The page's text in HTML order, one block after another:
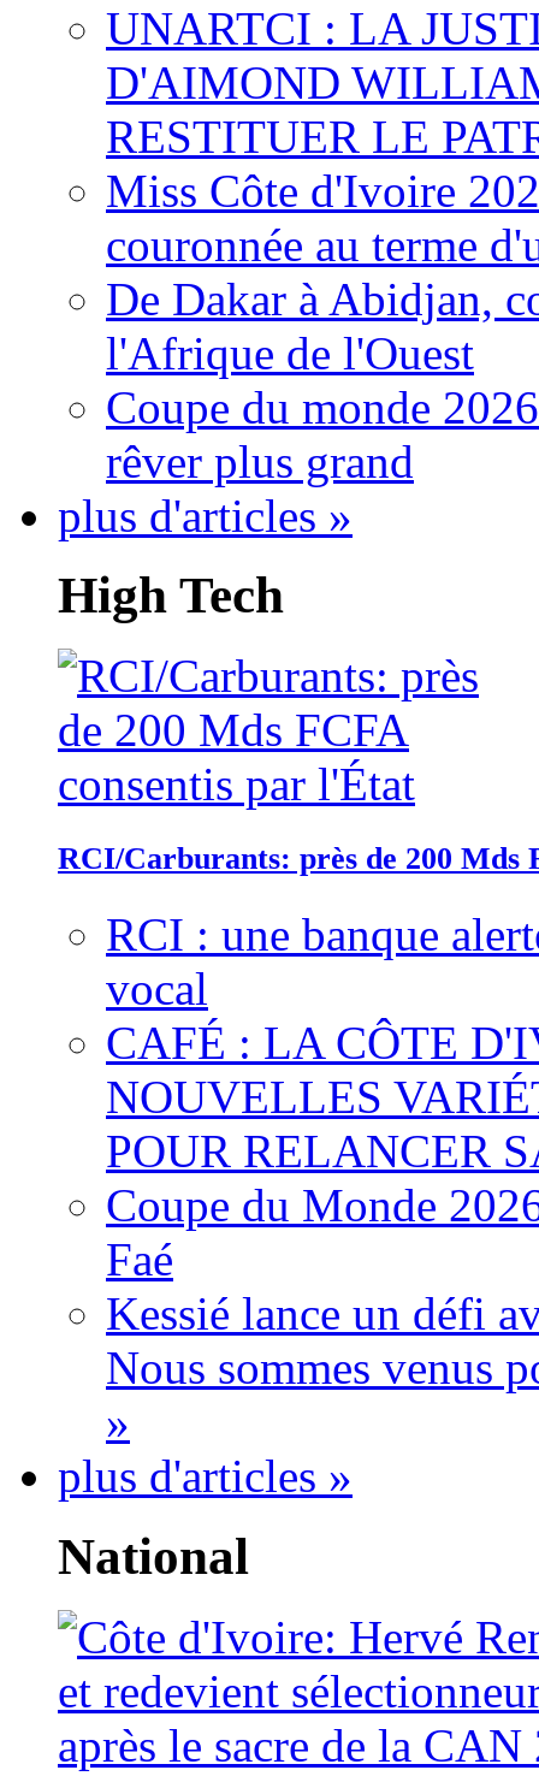
UNARTCI : LA
D'AIMOND
RESTITUER LE
Miss Côte d'Ivoire
couronnée au terme
De Dakar à Abidjan,
l'Afrique de l'Ouest
Coupe du monde
rêver plus grand
plus d'articles »
High Tech
RCI/Carburants: près de 200 Mds
RCI : une banque
vocal
CAFÉ : LA CÔTE
NOUVELLES
POUR RELANCER
Coupe du Monde
Faé
Kessié lance un défi
Nous sommes venus
»
plus d'articles »
National